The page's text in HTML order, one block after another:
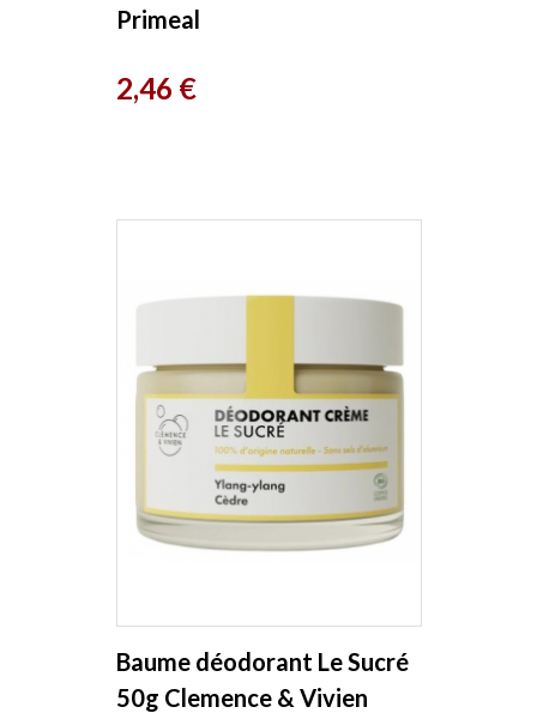
Primeal
Prix
2,46 €
Baume déodorant Le Sucré
50g Clemence & Vivien